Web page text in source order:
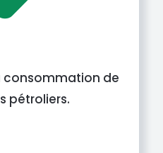
consommation de
pétroliers.